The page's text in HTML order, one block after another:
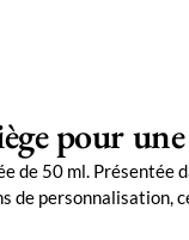
pour
de 50 ml. Présentée
personnalisation,